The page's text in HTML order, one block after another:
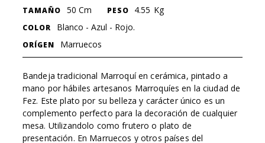
TAMAÑO 50 Cm PESO 4.55 Kg
COLOR Blanco - Azul - Rojo.
ORÍGEN Marruecos
Bandeja tradicional Marroquí en cerámica, pintado a
mano por hábiles artesanos Marroquíes en la ciudad de
Fez. Este plato por su belleza y carácter único es un
complemento perfecto para la decoración de cualquier
mesa. Utilizandolo como frutero o plato de
presentación. En Marruecos y otros países del